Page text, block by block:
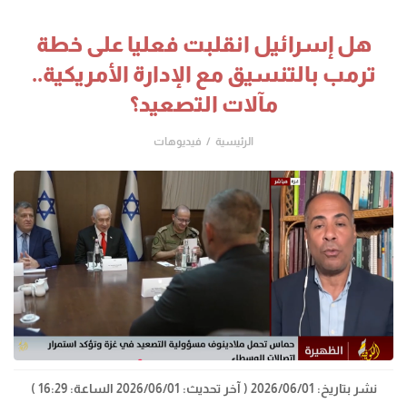
هل إسرائيل انقلبت فعليا على خطة
ترمب بالتنسيق مع الإدارة الأمريكية..
مآلات التصعيد؟
الرئيسية فيديوهات
نشر بتاريخ: 2026/06/01 ( آخر تحديث: 2026/06/01 الساعة: 16:29 )